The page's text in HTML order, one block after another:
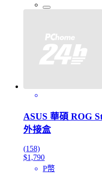
ASUS 華碩 ROG
外接盒
(158)
$1,790
P幣